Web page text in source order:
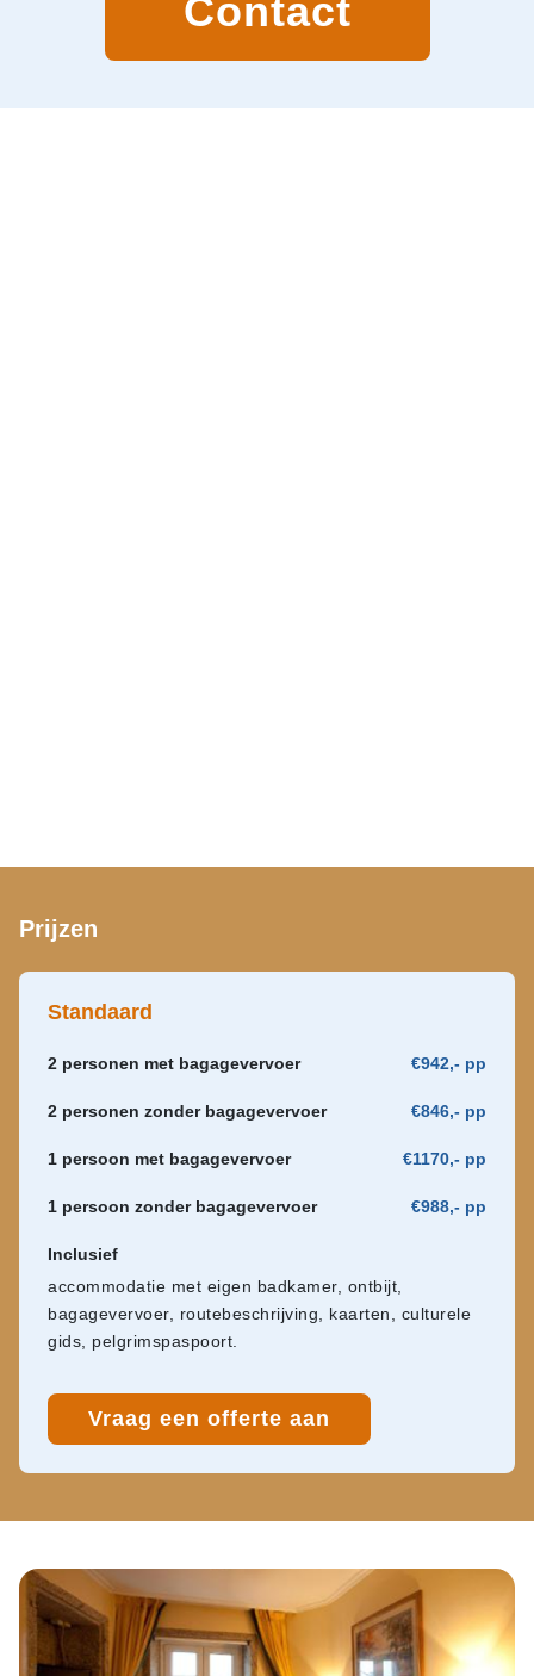
Overnachting Saint Jean Pied de Port.
Contact
Prijzen
Standaard
2 personen met bagagevervoer €942,- pp
2 personen zonder bagagevervoer €846,- pp
1 persoon met bagagevervoer €1170,- pp
1 persoon zonder bagagevervoer €988,- pp
Inclusief
accommodatie met eigen badkamer, ontbijt,
bagagevervoer, routebeschrijving, kaarten, culturele
gids, pelgrimspaspoort.
Vraag een offerte aan